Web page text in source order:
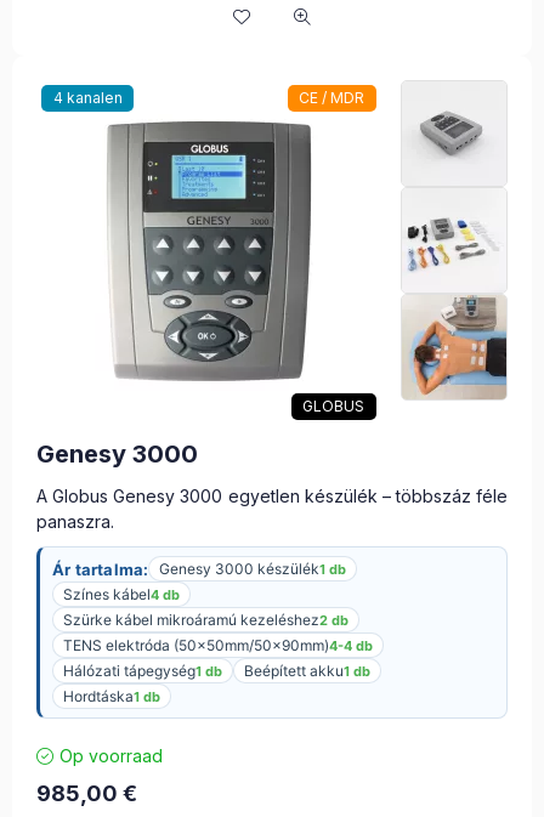
4 kanalen CE / MDR
GLOBUS
Genesy 3000
A Globus Genesy 3000 egyetlen készülék – többszáz féle
panaszra.
Ár tartalma: Genesy 3000 készülék1 db
Színes kábel4 db
Szürke kábel mikroáramú kezeléshez2 db
TENS elektróda (50x50mm/50x90mm)4-4 db
Hálózati tápegység1 db Beépített akku1 db
Hordtáska1 db
Op voorraad
985,00 €